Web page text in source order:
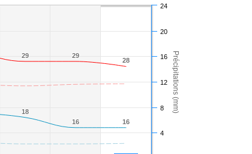
Précipitations (mm)
29
29 29
29
28
28
18
18
16
16 16
16
4
8
12
16
20
24